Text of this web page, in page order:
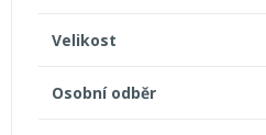
Velikost
Osobní odběr